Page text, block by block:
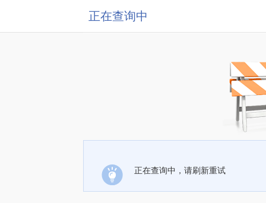
正在查询中
正在查询中，请刷新重试